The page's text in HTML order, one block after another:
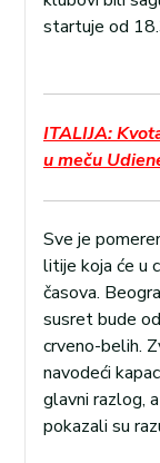
startuje od
ITALIJA:
u meču
Sve je
litije koja će u
časova.
susret bude
crveno-belih.
navodeći
glavni razlog,
pokazali su